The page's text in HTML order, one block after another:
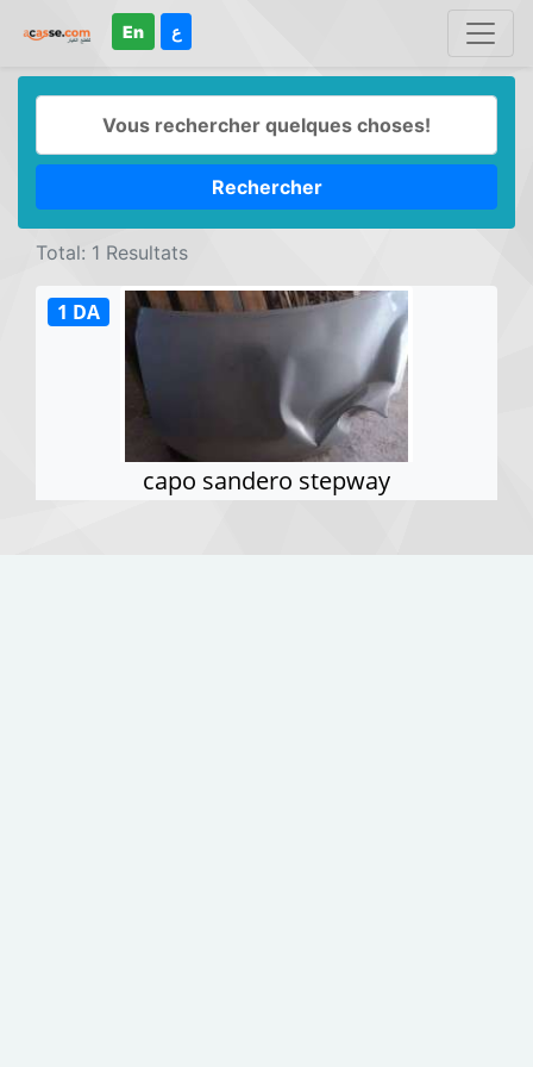
En ع
Rechercher
Total: 1 Resultats
capo sandero stepway
1 DA